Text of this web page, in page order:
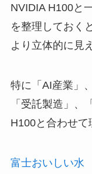
NVIDIA H100と
を整理しておく
より立体的に見
特に「AI産業」
「受託製造」、
H100と合わせて
富士おいしい水